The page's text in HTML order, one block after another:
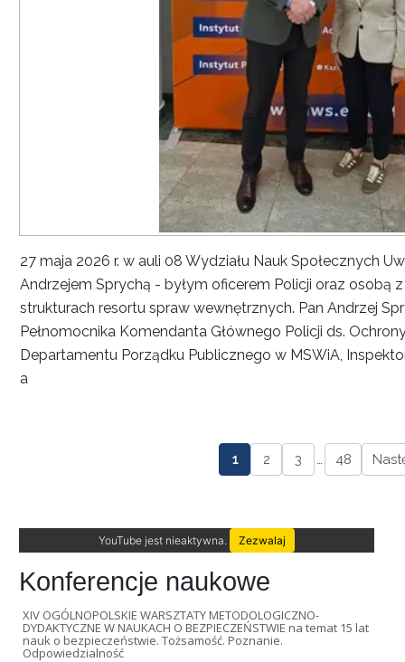
27 maja 2026 r. w auli 08 Wydziału Nauk Społecznych
Andrzejem Sprychą - byłym oficerem Policji oraz osobą
strukturach resortu spraw wewnętrznych. Pan Andrzej
Pełnomocnika Komendanta Głównego Policji ds.
Departamentu Porządku Publicznego w MSWiA,
a
1 2 3 … 48
YouTube jest nieaktywna. Zezwalaj
Konferencje naukowe
XIV OGÓLNOPOLSKIE WARSZTATY METODOLOGICZNO-
DYDAKTYCZNE W NAUKACH O BEZPIECZEŃSTWIE na temat 15 lat
nauk o bezpieczeństwie. Tożsamość. Poznanie.
Odpowiedzialność